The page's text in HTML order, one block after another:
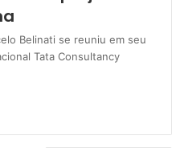
Belinati se reuniu em seu
Tata Consultancy